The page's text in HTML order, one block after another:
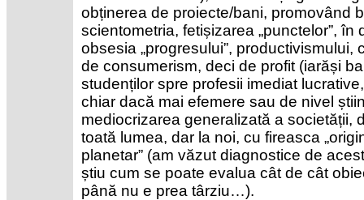
obținerea de proiecte/bani, promovând
scientometria, fetișizarea „punctelor”,
obsesia „progresului”, productivismului,
de consumerism, deci de profit (iarăși
studenților spre profesii imediat
chiar dacă mai efemere sau de nivel
mediocrizarea generalizată a societății,
toată lumea, dar la noi, cu fireasca
planetar” (am văzut diagnostice de
știu cum se poate evalua cât de cât
până nu e prea târziu…).